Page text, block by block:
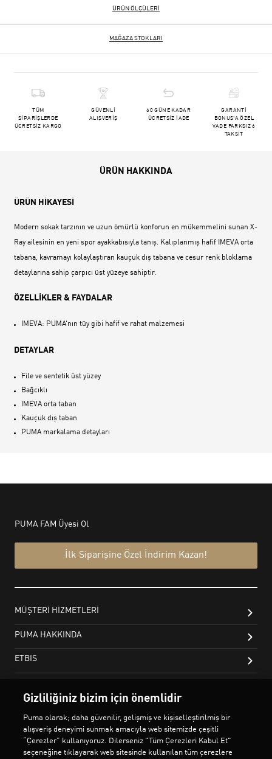
ÜRÜN ÖLÇÜLERI
MAĞAZA STOKLARI
TÜM
SİPARİŞLERDE
ÜCRETSİZ KARGO
GÜVENLİ
ALIŞVERİŞ
60 GÜNE KADAR
ÜCRETSİZ İADE
GARANTİ
BONUS'A ÖZEL
VADE FARKSIZ 6
TAKSİT
ÜRÜN HAKKINDA
ÜRÜN HİKAYESİ
Modern sokak tarzının ve uzun ömürlü konforun en mükemmelini sunan X-
Ray ailesinin en yeni spor ayakkabısıyla tanış. Kalıplanmış hafif IMEVA orta
tabana, kavramayı kolaylaştıran kauçuk dış tabana ve cesur renk bloklama
detaylarına sahip çarpıcı üst yüzeye sahiptir.
ÖZELLİKLER & FAYDALAR
IMEVA: PUMA‘nın tüy gibi hafif ve rahat malzemesi
DETAYLAR
File ve sentetik üst yüzey
Bağcıklı
IMEVA orta taban
Kauçuk dış taban
PUMA markalama detayları
Gizliliğiniz bizim için önemlidir
Puma olarak; daha güvenilir, gelişmiş ve kişiselleştirilmiş bir
alışveriş deneyimi sunmak amacıyla web sitemizde çeşitli
“Çerezler” kullanıyoruz. Dilerseniz "Tüm Çerezleri Kabul Et"
seçeneğine tıklayarak web sitesinde kullanılan tüm çerezlere